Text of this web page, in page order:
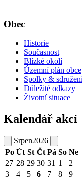
Obec
Historie
Současnost
Blízké okolí
Územní plán obce
Spolky &
Důležité odkazy
Životní situace
Kalendář akcí
Srpen2026
Po Út St Čt Pá So Ne
27 28 29 30 31 1
2
3
4 5 6 7 8 9